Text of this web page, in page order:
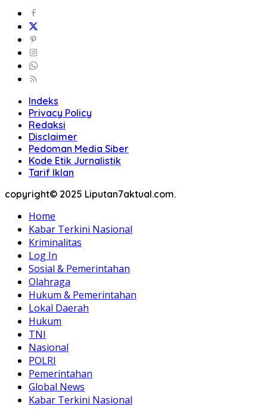
Indeks
Privacy Policy
Redaksi
Disclaimer
Pedoman Media Siber
Kode Etik Jurnalistik
Tarif Iklan
copyright© 2025 Liputan7aktual.com.
Home
Kabar Terkini Nasional
Kriminalitas
Log In
Sosial & Pemerintahan
Olahraga
Hukum & Pemerintahan
Lokal Daerah
Hukum
TNI
Nasional
POLRI
Pemerintahan
Global News
Kabar Terkini Nasional